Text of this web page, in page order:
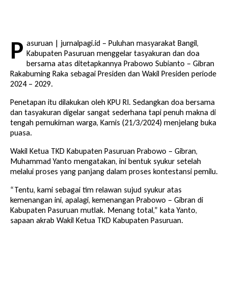
P asuruan | jurnalpagi.id – Puluhan masyarakat Bangil,
Kabupaten Pasuruan menggelar tasyakuran dan doa
bersama atas ditetapkannya Prabowo Subianto – Gibran
Rakabuming Raka sebagai Presiden dan Wakil Presiden periode
2024 – 2029.
Penetapan itu dilakukan oleh KPU RI. Sedangkan doa bersama
dan tasyakuran digelar sangat sederhana tapi penuh makna di
tengah pemukiman warga, Kamis (21/3/2024) menjelang buka
puasa.
Wakil Ketua TKD Kabupaten Pasuruan Prabowo – Gibran,
Muhammad Yanto mengatakan, ini bentuk syukur setelah
melalui proses yang panjang dalam proses kontestansi pemilu.
“Tentu, kami sebagai tim relawan sujud syukur atas
kemenangan ini, apalagi, kemenangan Prabowo – Gibran di
Kabupaten Pasuruan mutlak. Menang total,” kata Yanto,
sapaan akrab Wakil Ketua TKD Kabupaten Pasuruan.